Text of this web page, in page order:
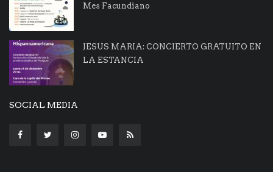
Mes Facundiano
JESUS MARIA: CONCIERTO GRATUITO EN
LA ESTANCIA
SOCIAL MEDIA